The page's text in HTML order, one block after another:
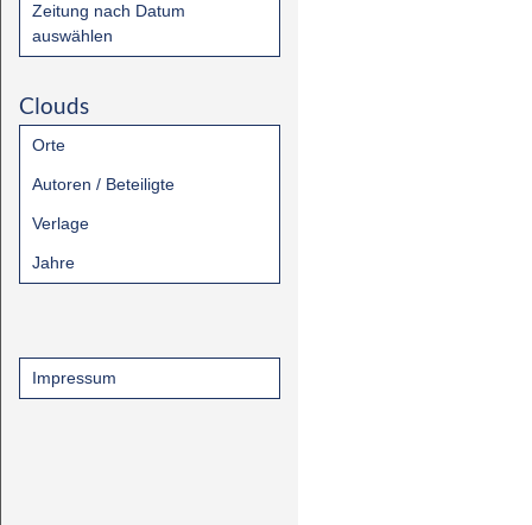
Zeitung nach Datum
auswählen
Clouds
Orte
Autoren / Beteiligte
Verlage
Jahre
Impressum